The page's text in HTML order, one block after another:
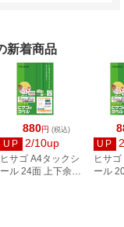
新着商品
880円 (税込)
UP 2/10up
ヒサゴ A4タックシ
ール 24面 上下余白
UP
ヒサ
ール